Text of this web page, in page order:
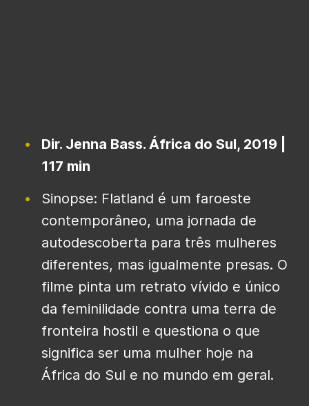
Dir. Jenna Bass. África do Sul, 2019 |
117 min
Sinopse: Flatland é um faroeste
contemporâneo, uma jornada de
autodescoberta para três mulheres
diferentes, mas igualmente presas. O
filme pinta um retrato vívido e único
da feminilidade contra uma terra de
fronteira hostil e questiona o que
significa ser uma mulher hoje na
África do Sul e no mundo em geral.